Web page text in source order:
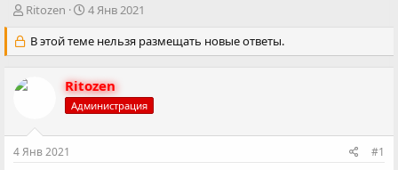
А
т
о
р
т
ы
Ritozen
Д
т
а
а
ч
л
4 Янв 2021
В этой теме нельзя размещать новые ответы.
Ritozen
Администрация
4 Янв 2021 #1